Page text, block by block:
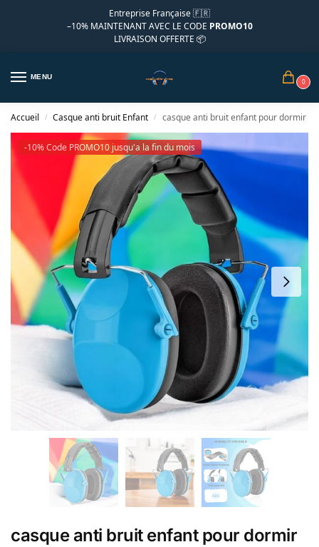
Entreprise Française 🇫🇷
–10% MAINTENANT AVEC LE CODE PROMO10
LIVRAISON OFFERTE 📦
MENU
0
Accueil / Casque anti bruit Enfant / casque anti bruit enfant pour dormir
-10% Code PROMO10 jusqu'a la fin du mois
casque anti bruit enfant pour dormir